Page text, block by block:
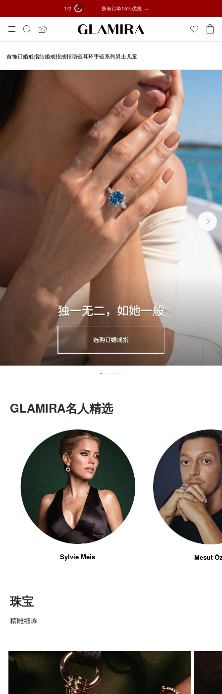
1/2 所有订单15%优惠 →
✓ 60天退货 ✓ 免费调整尺寸
To
Content
搜
首饰订婚戒指结婚戒指戒指项链耳环手链系列男士儿童
GLAMIRA名人精选
Sylvie Meis Mesut
珠宝
精雕细琢